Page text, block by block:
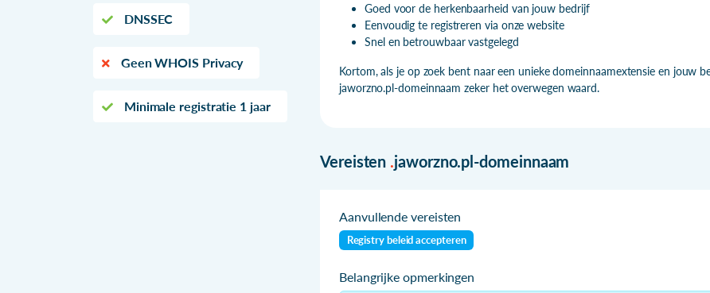
DNSSEC
Geen WHOIS Privacy
Minimale registratie 1 jaar
Goed voor de herkenbaarheid van jouw bedrijf
Eenvoudig te registreren via onze website
Snel en betrouwbaar vastgelegd
Kortom, als je op zoek bent naar een unieke domeinnaamextensie en jouw
jaworzno.pl-domeinnaam zeker het overwegen waard.
Vereisten .jaworzno.pl-domeinnaam
Aanvullende vereisten
Registry beleid accepteren
Belangrijke opmerkingen